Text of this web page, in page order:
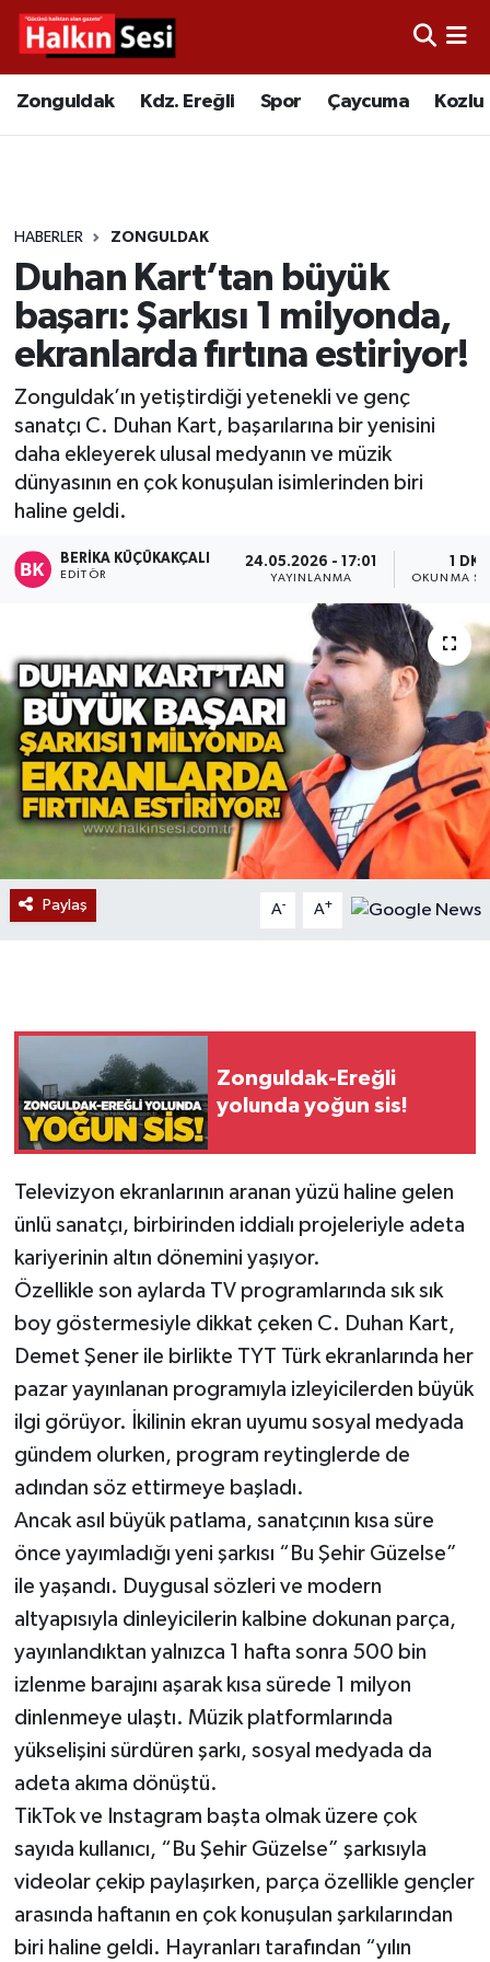
Zonguldak Kdz. Ereğli Spor Çaycuma Kozlu
HABERLER ZONGULDAK
Duhan Kart’tan büyük
başarı: Şarkısı 1 milyonda,
ekranlarda fırtına estiriyor!
Zonguldak’ın yetiştirdiği yetenekli ve genç
sanatçı C. Duhan Kart, başarılarına bir yenisini
daha ekleyerek ulusal medyanın ve müzik
dünyasının en çok konuşulan isimlerinden biri
haline geldi.
BERIKA KÜÇÜKAKÇALI
EDITÖR
24.05.2026 - 17:01
YAYINLANMA
1 DK
OKUNMA
Paylaş A- A+
Zonguldak-Ereğli
yolunda yoğun sis!
Televizyon ekranlarının aranan yüzü haline gelen
ünlü sanatçı, birbirinden iddialı projeleriyle adeta
kariyerinin altın dönemini yaşıyor.
Özellikle son aylarda TV programlarında sık sık
boy göstermesiyle dikkat çeken C. Duhan Kart,
Demet Şener ile birlikte TYT Türk ekranlarında her
pazar yayınlanan programıyla izleyicilerden büyük
ilgi görüyor. İkilinin ekran uyumu sosyal medyada
gündem olurken, program reytinglerde de
adından söz ettirmeye başladı.
Ancak asıl büyük patlama, sanatçının kısa süre
önce yayımladığı yeni şarkısı “Bu Şehir Güzelse”
ile yaşandı. Duygusal sözleri ve modern
altyapısıyla dinleyicilerin kalbine dokunan parça,
yayınlandıktan yalnızca 1 hafta sonra 500 bin
izlenme barajını aşarak kısa sürede 1 milyon
dinlenmeye ulaştı. Müzik platformlarında
yükselişini sürdüren şarkı, sosyal medyada da
adeta akıma dönüştü.
TikTok ve Instagram başta olmak üzere çok
sayıda kullanıcı, “Bu Şehir Güzelse” şarkısıyla
videolar çekip paylaşırken, parça özellikle gençler
arasında haftanın en çok konuşulan şarkılarından
biri haline geldi. Hayranları tarafından “yılın
Video
Çaycuma
Alaplı
Asayiş
Bartın
BİLİM VE TEKNOLOJİ
DUNYA
Düzce
Ekonomi
Gökçebey
GÜNDEM
İş ilanı
Kilimli
Kültür - Sanat
MAGAZİN
Politika
Resmi İlan
Röportaj
SİYASET
Spor
Yaşam
Merkez Hava Durumu
Tüm Manşetler
Son Dakika Haberleri
Haber Arşivi